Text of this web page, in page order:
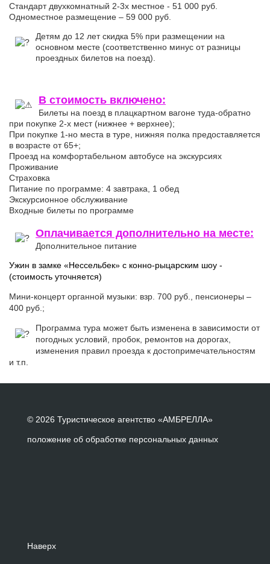
Стандарт двухкомнатный 2-3х местное - 51 000 руб.
Одноместное размещение – 59 000 руб.
Детям до 12 лет скидка 5% при размещении на
основном месте (соответственно минус от разницы
проездных билетов на поезд).
В стоимость включено:
Билеты на поезд в плацкартном вагоне туда-обратно
при покупке 2-х мест (нижнее + верхнее);
При покупке 1-но места в туре, нижняя полка предоставляется
в возрасте от 65+;
Проезд на комфортабельном автобусе на экскурсиях
Проживание
Страховка
Питание по программе: 4 завтрака, 1 обед
Экскурсионное обслуживание
Входные билеты по программе
Оплачивается дополнительно на месте:
Дополнительное питание
Ужин в замке «Нессельбек» с конно-рыцарским шоу -
(стоимость уточняется)
Мини-концерт органной музыки: взр. 700 руб., пенсионеры –
400 руб.;
Программа тура может быть изменена в зависимости от
погодных условий, пробок, ремонтов на дорогах,
изменения правил проезда к достопримечательностям
и т.п.
© 2026 Туристическое агентство «АМБРЕЛЛА»
положение об обработке персональных данных
Наверх